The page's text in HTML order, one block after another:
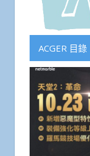
ACGER 目錄